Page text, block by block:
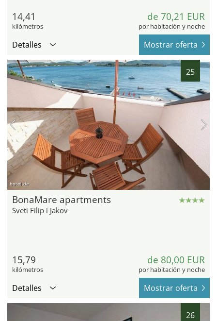
14,41
kilómetros
de 70,21 EUR
por habitación y noche
Detalles Mostrar oferta
25
hotel.de
BonaMare apartments
Sveti Filip i Jakov
15,79
kilómetros
de 80,00 EUR
por habitación y noche
Detalles Mostrar oferta
26